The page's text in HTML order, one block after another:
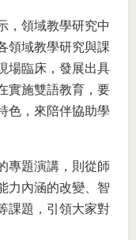
，領域教學研究中
領域教學研究與課
場臨床，發展出具
實施雙語教育，要
色，來陪伴協助學
專題演講，則從師
力內涵的改變、智
課題，引領大家對